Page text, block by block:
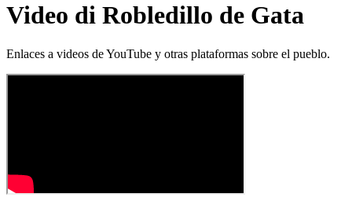
Video di Robledillo de Gata
Enlaces a videos de YouTube y otras plataformas sobre el pueblo.